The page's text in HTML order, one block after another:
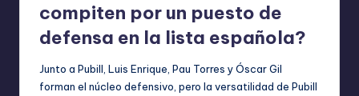
compiten por un puesto de
defensa en la lista española?
Junto a Pubill, Luis Enrique, Pau Torres y Óscar Gil
forman el núcleo defensivo, pero la versatilidad de Pubill